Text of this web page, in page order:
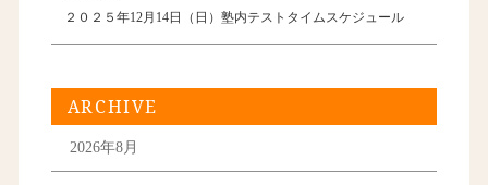
２０２５年12月14日（日）塾内テストタイムスケジュール
ARCHIVE
2026年8月